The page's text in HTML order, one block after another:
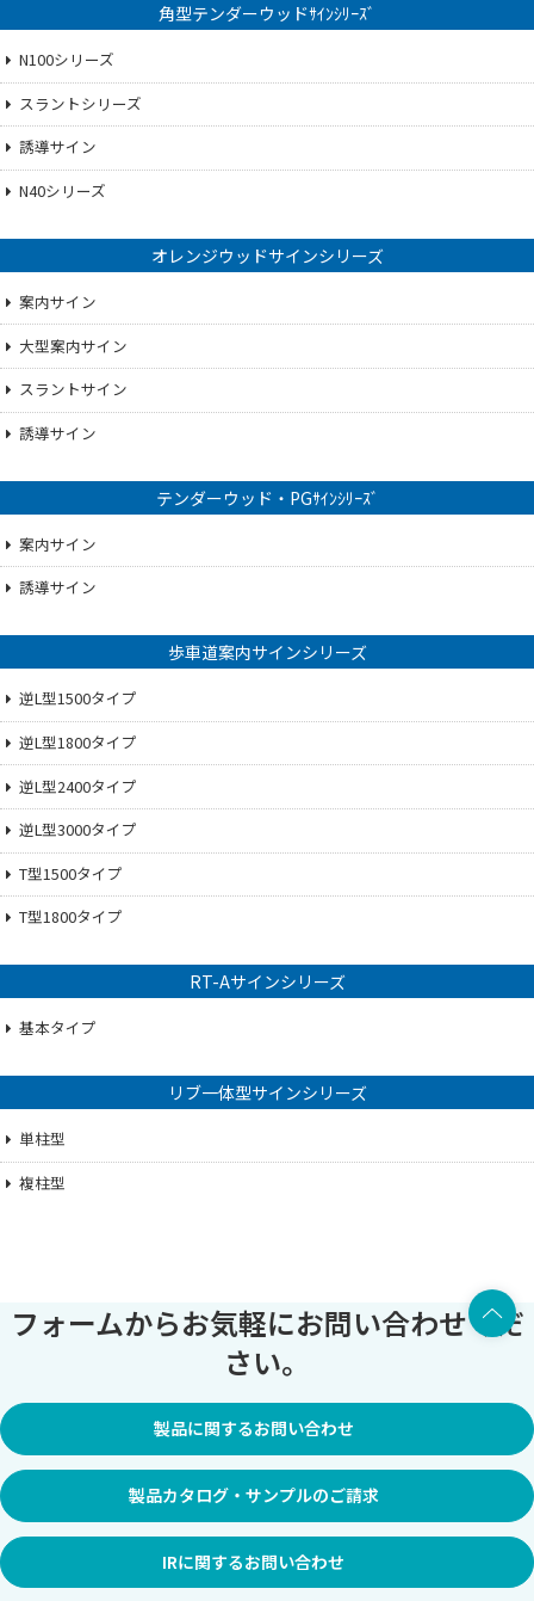
角型テンダーウッドｻｲﾝｼﾘｰｽﾞ
N100シリーズ
スラントシリーズ
誘導サイン
N40シリーズ
オレンジウッドサインシリーズ
案内サイン
大型案内サイン
スラントサイン
誘導サイン
テンダーウッド・PGｻｲﾝｼﾘｰｽﾞ
案内サイン
誘導サイン
歩車道案内サインシリーズ
逆L型1500タイプ
逆L型1800タイプ
逆L型2400タイプ
逆L型3000タイプ
T型1500タイプ
T型1800タイプ
RT-Aサインシリーズ
基本タイプ
リブ一体型サインシリーズ
単柱型
複柱型
フォームからお気軽にお問い合わせくだ
さい。
製品に関するお問い合わせ
製品カタログ・サンプルのご請求
IRに関するお問い合わせ